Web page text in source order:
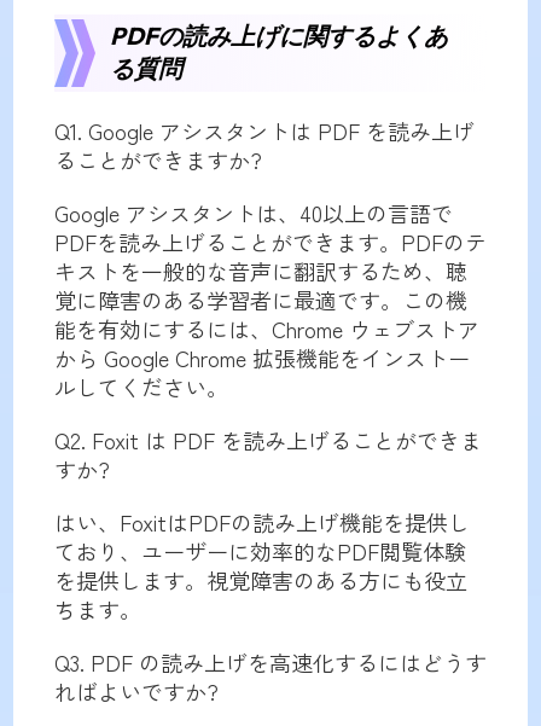
PDFの読み上げに関するよくあ
る質問
Q1. Google アシスタントは PDF を読み上げ
ることができますか?
Google アシスタントは、40以上の言語で
PDFを読み上げることができます。PDFのテ
キストを一般的な音声に翻訳するため、聴
覚に障害のある学習者に最適です。この機
能を有効にするには、Chrome ウェブストア
から Google Chrome 拡張機能をインストー
ルしてください。
Q2. Foxit は PDF を読み上げることができま
すか?
はい、FoxitはPDFの読み上げ機能を提供し
ており、ユーザーに効率的なPDF閲覧体験
を提供します。視覚障害のある方にも役立
ちます。
Q3. PDF の読み上げを高速化するにはどうす
ればよいですか?